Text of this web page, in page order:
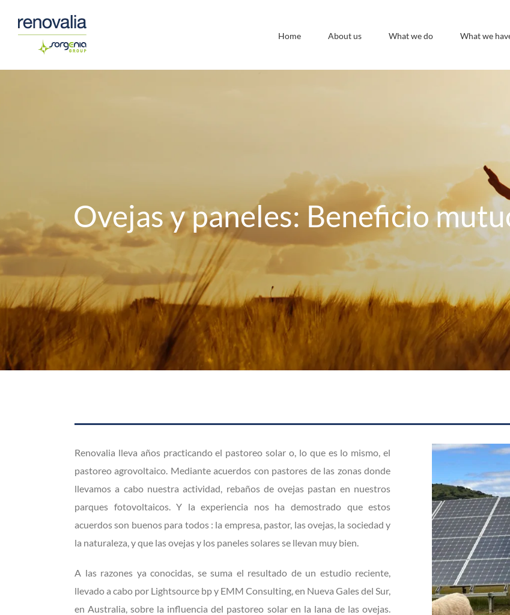
Home About us What we do What we
Ovejas y paneles: Beneficio
Renovalia lleva años practicando el pastoreo solar o, lo que es lo mismo, el
pastoreo agrovoltaico. Mediante acuerdos con pastores de las zonas donde
llevamos a cabo nuestra actividad, rebaños de ovejas pastan en nuestros
parques fotovoltaicos. Y la experiencia nos ha demostrado que estos
acuerdos son buenos para todos : la empresa, pastor, las ovejas, la sociedad y
la naturaleza, y que las ovejas y los paneles solares se llevan muy bien.
A las razones ya conocidas, se suma el resultado de un estudio reciente,
llevado a cabo por Lightsource bp y EMM Consulting, en Nueva Gales del Sur,
en Australia, sobre la influencia del pastoreo solar en la lana de las ovejas.